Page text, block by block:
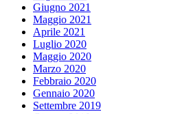
Giugno 2021
Maggio 2021
Aprile 2021
Luglio 2020
Maggio 2020
Marzo 2020
Febbraio 2020
Gennaio 2020
Settembre 2019